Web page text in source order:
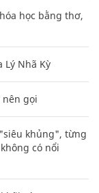
học bằng thơ,
Nhã Kỳ
nên gọi
khủng", từng
có nổi